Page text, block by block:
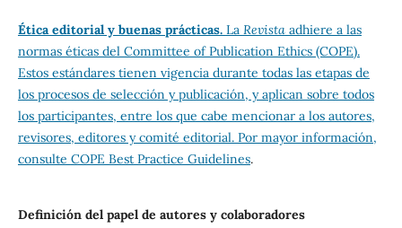
Ética editorial y buenas prácticas. La Revistaadhiere a las
normas éticas del Committee of Publication Ethics (COPE).
Estos estándares tienen vigencia durante todas las etapas de
los procesos de selección y publicación, y aplican sobre todos
los participantes, entre los que cabe mencionar a los autores,
revisores, editores y comité editorial. Por mayor información,
consulte COPE Best Practice Guidelines.
Definición del papel de autores y colaboradores